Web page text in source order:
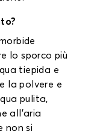
lo sporco più
tiepida e
la polvere e
pulita,
all'aria
non si